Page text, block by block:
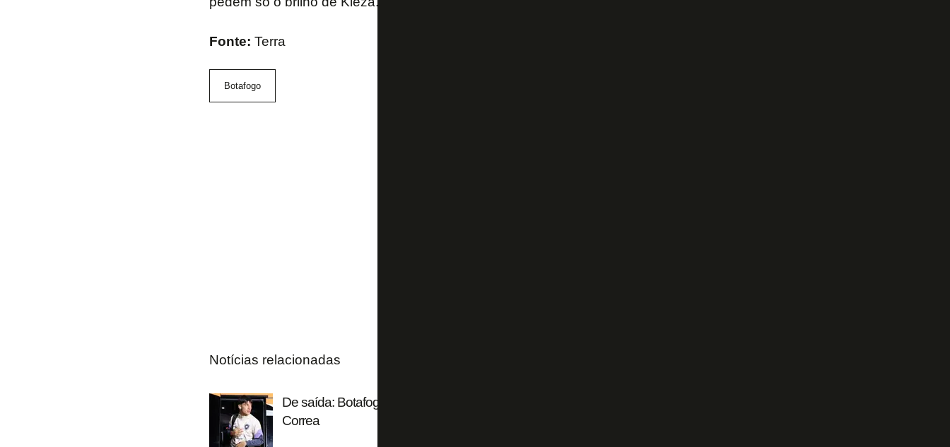
Fonte: Terra
Botafogo
Notícias relacionadas
De saída: Botafogo resolve documentação para oficializar rescisão de Joaquín
Correa